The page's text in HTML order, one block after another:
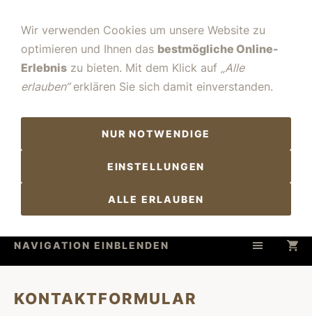
NAVIGATION EINBLENDEN
KONTAKTFORMULAR
Wir verwenden Cookies um unsere Website zu
optimieren und Ihnen das bestmögliche Online-
Erlebnis zu bieten. Mit dem Klick auf „Alle
erlauben“erklären Sie sich damit einverstanden.
NUR NOTWENDIGE
EINSTELLUNGEN
ALLE ERLAUBEN